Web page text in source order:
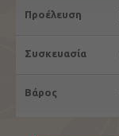
Προέλευση
Συσκευασία
Βάρος